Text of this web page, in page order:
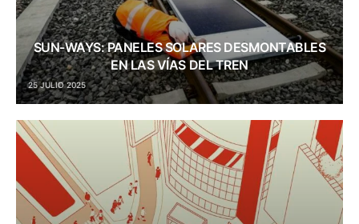
SUN-WAYS: PANELES SOLARES DESMONTABLES
EN LAS VÍAS DEL TREN
25 JULIO 2025